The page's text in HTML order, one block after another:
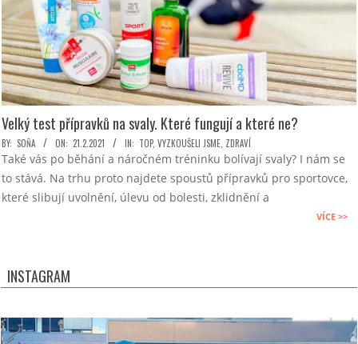
Velký test přípravků na svaly. Které fungují a které ne?
2021-
02-
21
BY: SOŇA ON: 21.2.2021 IN: TOP, VYZKOUŠELI JSME, ZDRAVÍ
Také vás po běhání a náročném tréninku bolívají svaly? I nám se
to stává. Na trhu proto najdete spoustů přípravků pro sportovce,
které slibují uvolnění, úlevu od bolesti, zklidnění a
VÍCE >>
INSTAGRAM